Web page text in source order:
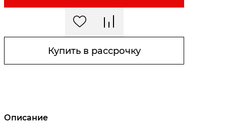
Купить в рассрочку
Описание